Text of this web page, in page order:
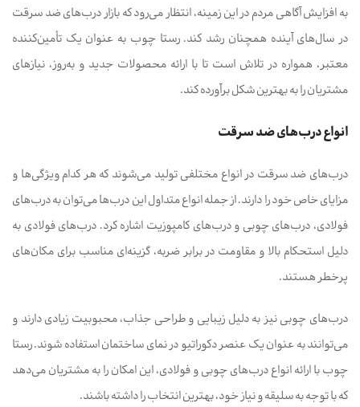
به افزایش آگاهی مردم در این زمینه، انتظار می‌رود که بازار درب‌های ضد سرقت
در سال‌های آینده همچنان رشد کند. رستا چوب به عنوان یک تأمین‌کننده
معتبر، همواره در تلاش است تا با ارائه محصولات جدید و به‌روز، نیازهای
مشتریان را به بهترین شکل برآورده کند.
انواع درب‌های ضد سرقت
درب‌های ضد سرقت در انواع مختلفی تولید می‌شوند که هر کدام ویژگی‌ها و
مزایای خاص خود را دارند. از جمله انواع متداول این درب‌ها می‌توان به درب‌های
فولادی، درب‌های چوبی و درب‌های کامپوزیت اشاره کرد. درب‌های فولادی به
دلیل استحکام بالا و مقاومت در برابر ضربه، گزینه‌ای مناسب برای مکان‌های
پرخطر هستند.
درب‌های چوبی نیز به دلیل زیبایی و طراحی جذاب، محبوبیت زیادی دارند و
می‌توانند به عنوان یک عنصر دکوراتیو در نمای ساختمان استفاده شوند. رستا
چوب با ارائه انواع درب‌های چوبی و فولادی، این امکان را به مشتریان می‌دهد
که با توجه به سلیقه و نیاز خود، بهترین انتخاب را داشته باشند.